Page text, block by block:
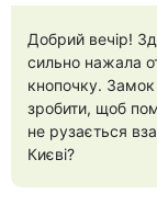
Добрий вечір!
сильно нажала
кнопочку.
зробити, щоб
не рузається
Києві?